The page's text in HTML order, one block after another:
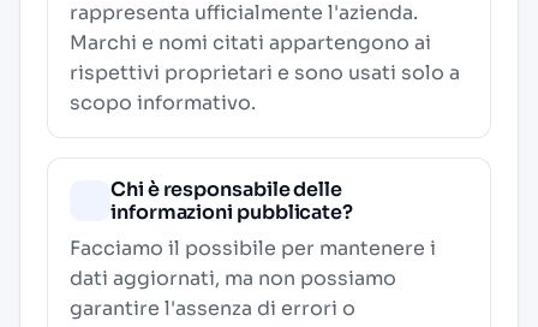
rappresenta ufficialmente l'azienda.
Marchi e nomi citati appartengono ai
rispettivi proprietari e sono usati solo a
scopo informativo.
Chi è responsabile delle
informazioni pubblicate?
Facciamo il possibile per mantenere i
dati aggiornati, ma non possiamo
garantire l'assenza di errori o